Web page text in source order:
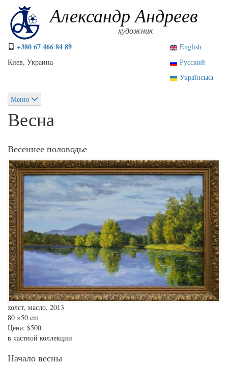
Перейти
основному
содержанию
Александр Андреев
художник
+380 67 466 84 89
Киев, Украина
English
Русский
Українська
Меню
Весна
Весеннее половодье
холст, масло, 2013
80 ×50 cm
Цена: $500
в частной коллекции
Начало весны